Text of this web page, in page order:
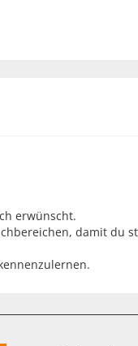
erwünscht.
damit du